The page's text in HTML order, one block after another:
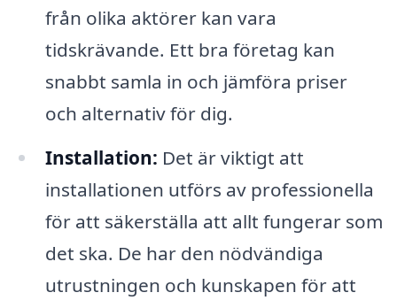
från olika aktörer kan vara
tidskrävande. Ett bra företag kan
snabbt samla in och jämföra priser
och alternativ för dig.
Installation: Det är viktigt att
installationen utförs av professionella
för att säkerställa att allt fungerar som
det ska. De har den nödvändiga
utrustningen och kunskapen för att